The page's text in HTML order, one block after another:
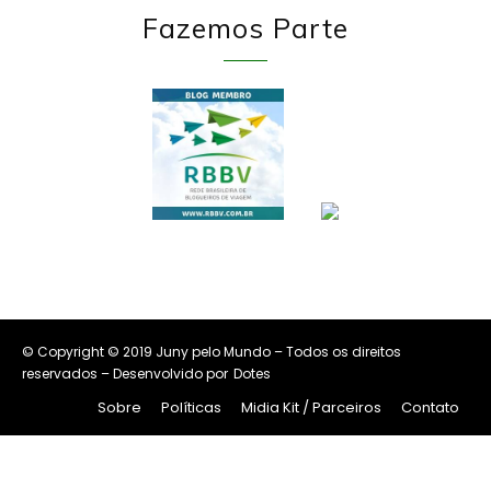
Fazemos Parte
© Copyright © 2019 Juny pelo Mundo – Todos os direitos
reservados – Desenvolvido por Dotes
Sobre Políticas Midia Kit / Parceiros Contato